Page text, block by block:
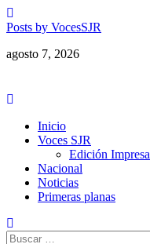
Saltar
al
Posts by VocesSJR
agosto 7, 2026
Inicio
Voces SJR
Edición Impresa
Nacional
Noticias
Primeras planas
Buscar: